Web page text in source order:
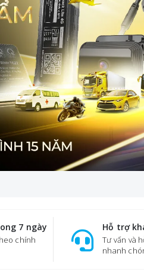
bật
Thiết bị định vị ô tô TG01 4G: Tắt máy từ xa, Chống trộm 24/7
Ưu
1.840.000
Ưu
24
7 ngày
chính
Hỗ trợ
Tư vấn và
nhanh